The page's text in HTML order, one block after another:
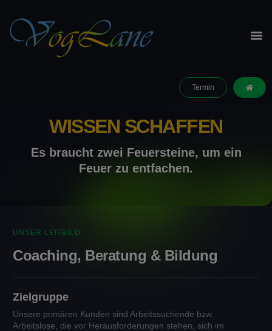
Termin
WISSEN SCHAFFEN
Es braucht zwei Feuersteine, um ein
Feuer zu entfachen.
UNSER LEITBILD
Coaching, Beratung & Bildung
Zielgruppe
Unsere primären Kunden sind Arbeitssuchende bzw.
Arbeitslose, die vor Herausforderungen stehen, sich im